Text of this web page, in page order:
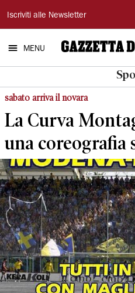
Gazzetta
di
Modena
Iscriviti alle Newsletter
MENU
sabato arriva il novara
La Curva
una coreografia